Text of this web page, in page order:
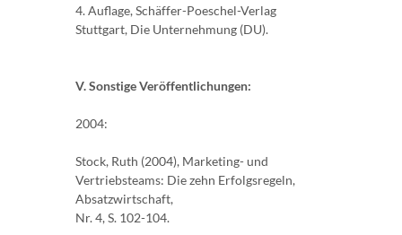
4. Auflage, Schäffer-Poeschel-Verlag
Stuttgart, Die Unternehmung (DU).
V. Sonstige Veröffentlichungen:
2004:
Stock, Ruth (2004), Marketing- und
Vertriebsteams: Die zehn Erfolgsregeln,
Absatzwirtschaft,
Nr. 4, S. 102-104.